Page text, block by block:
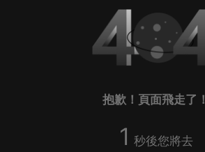
抱歉！頁面飛走了！
1 秒後您將去